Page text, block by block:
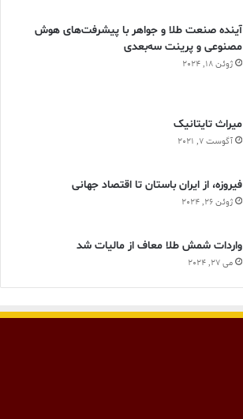
آینده صنعت طلا و جواهر با پیشرفت‌های هوش
مصنوعی و پرینت سه‌بعدی
ژوئن 18, 2024
ميراث تايتانيک
آگوست 7, 2021
فیروزه، از ایران باستان تا اقتصاد جهانی
ژوئن 26, 2024
واردات شمش طلا معاف از مالیات شد
می 27, 2024